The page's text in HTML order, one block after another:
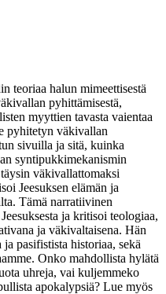
teoriaa halun mimeettisestä
pyhittämisestä,
myyttien tavasta vaientaa
pyhitetyn väkivallan
sivuilla ja sitä, kuinka
syntipukkimekanismin
väkivallattomaksi
Jeesuksen elämän ja
Tämä narratiivinen
ja kritisoi teologiaa,
ja väkivaltaisena. Hän
pasifistista historiaa, sekä
Onko mahdollista hylätä
uhreja, vai kuljemmeko
apokalypsiä? Lue myös